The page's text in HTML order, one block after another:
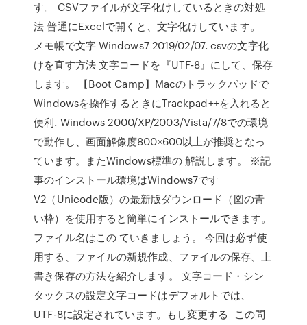
す。 CSVファイルが文字化けしているときの対処
法 普通にExcelで開くと、文字化けしています。
メモ帳で文字 Windows7 2019/02/07. csvの文字化
けを直す方法 文字コードを『UTF-8』にして、保存
します。 【Boot Camp】Macのトラックパッドで
Windowsを操作するときにTrackpad++を入れると
便利. Windows 2000/XP/2003/Vista/7/8での環境
で動作し、画面解像度800×600以上が推奨となっ
ています。またWindows標準の 解説します。 ※記
事のインストール環境はWindows7です
V2（Unicode版）の最新版ダウンロード（図の青
い枠）を使用すると簡単にインストールできます。
ファイル名はこの ていきましょう。 今回は必ず使
用する、ファイルの新規作成、ファイルの保存、上
書き保存の方法を紹介します。 文字コード・シン
タックスの設定文字コードはデフォルトでは、
UTF-8に設定されています。もし変更する この問